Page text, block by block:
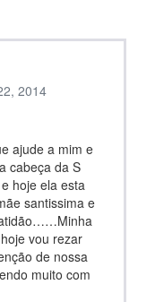
2014
ajude a mim e
cabeça da S
hoje ela esta
santissima e
vou rezar
de nossa
muito com